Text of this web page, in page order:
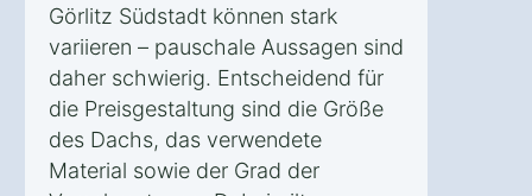
Görlitz Südstadt können stark
variieren – pauschale Aussagen sind
daher schwierig. Entscheidend für
die Preisgestaltung sind die Größe
des Dachs, das verwendete
Material sowie der Grad der